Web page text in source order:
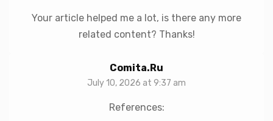
Your article helped me a lot, is there any more
related content? Thanks!
Comita.ru
July 10, 2026 at 9:37 am
References: